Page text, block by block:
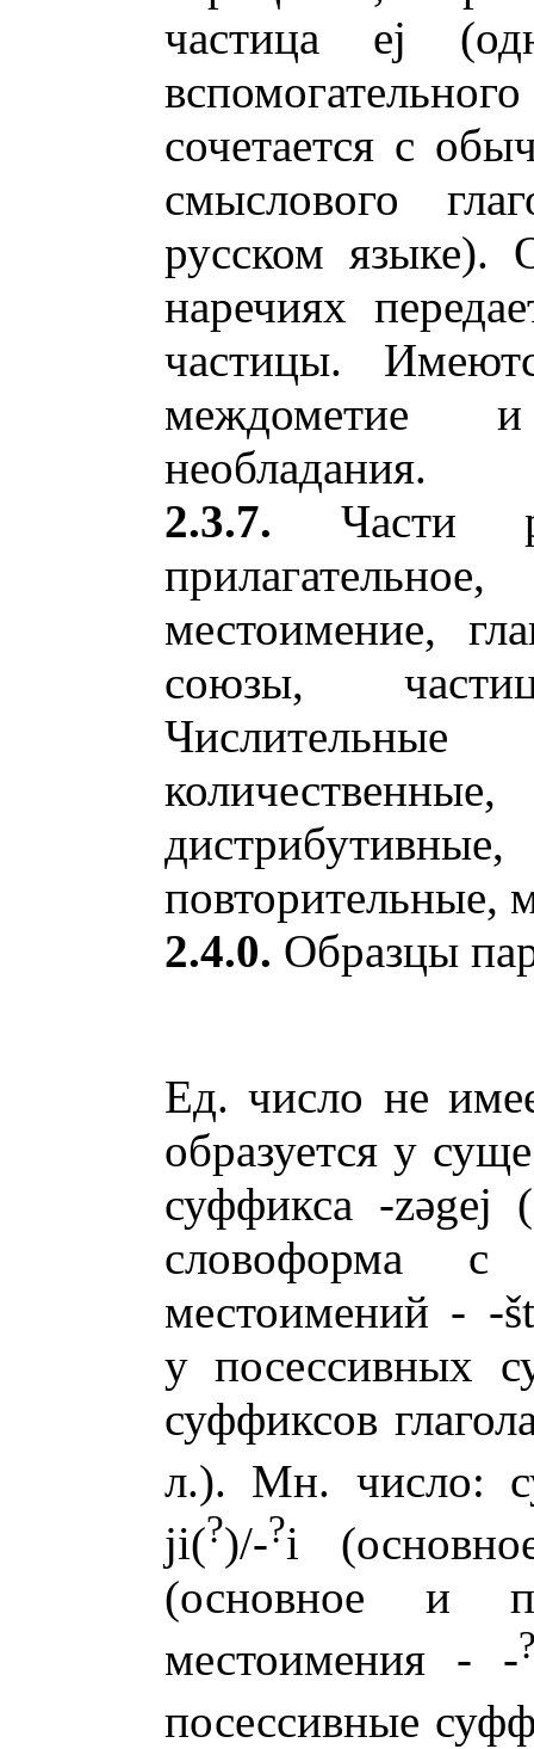
частица ej
сочетается с
смыслового
русском языке).
наречиях
частицы.
междометие и
необладания.
2.3.7. Части
местоимение,
союзы,
повторительные,
2.4.0. Образцы
Ед. число не
образуется у
суффикса -zəgej
словоформа
местоимений - -
у посессивных
суффиксов
л.). Мн. число:
ji(?)/-?i
(основное и
местоимения - -
посессивные